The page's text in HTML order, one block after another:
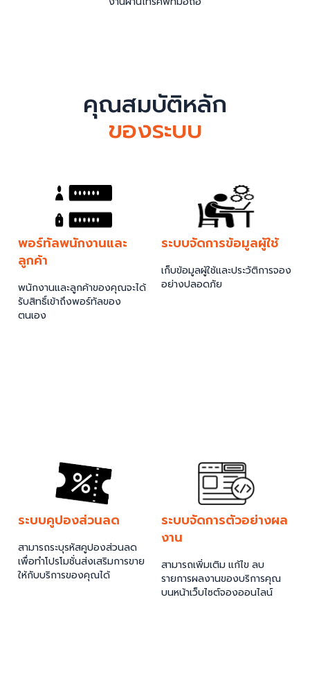
คุณสมบัติหลัก
ของระบบ
พอร์ทัลพนักงานและ
ลูกค้า
พนักงานและลูกค้าของคุณจะได้
รับสิทธิ์เข้าถึงพอร์ทัลของ
ตนเอง
ระบบจัดการข้อมูลผู้ใช้
เก็บข้อมูลผู้ใช้และประวัติการจอง
อย่างปลอดภัย
ระบบคูปองส่วนลด
สามารถระบุรหัสคูปองส่วนลด
เพื่อทำโปรโมชั่นส่งเสริมการขาย
ให้กับบริการของคุณได้
ระบบจัดการตัวอย่างผล
งาน
สามารถเพิ่มเติม แก้ไข ลบ
รายการผลงานของบริการคุณ
บนหน้าเว็บไซต์จองออนไลน์